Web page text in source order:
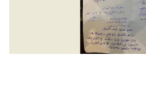
Digital solutions by